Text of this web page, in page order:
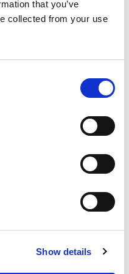
that you’ve
collected from your use
Show details
Transfersystem ist
und
sich die Karosserie
können Karosserien